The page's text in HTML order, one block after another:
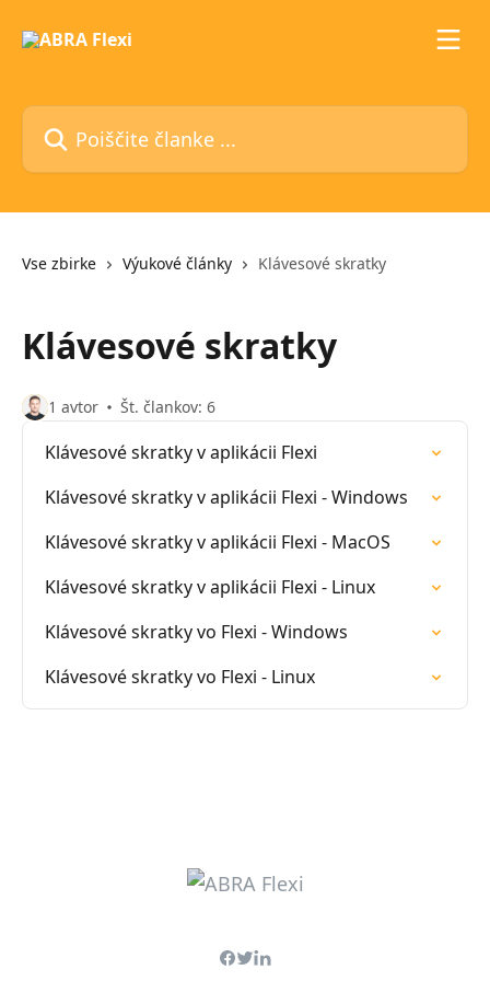
Poiščite članke ...
Vse zbirke Výukové články Klávesové skratky
Klávesové skratky
1 avtor Št. člankov: 6
Klávesové skratky v aplikácii Flexi
Klávesové skratky v aplikácii Flexi - Windows
Klávesové skratky v aplikácii Flexi - MacOS
Klávesové skratky v aplikácii Flexi - Linux
Klávesové skratky vo Flexi - Windows
Klávesové skratky vo Flexi - Linux